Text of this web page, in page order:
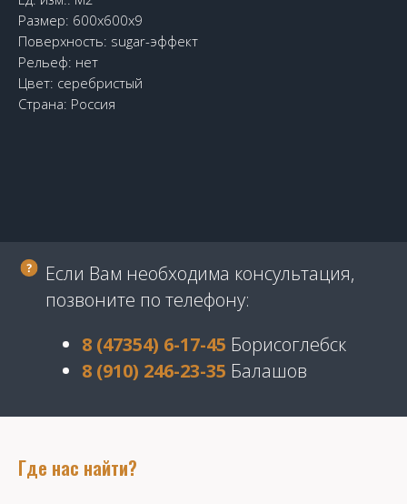
Размер: 600х600х9
Поверхность: sugar-эффект
Рельеф: нет
Цвет: серебристый
Страна: Россия
Если Вам необходима консультация,
позвоните по телефону:
8 (47354) 6-17-45 Борисоглебск
8 (910) 246-23-35 Балашов
Где нас найти?